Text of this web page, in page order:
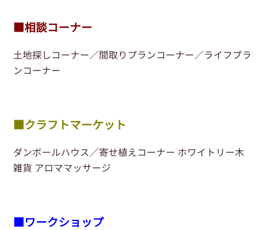
■相談コーナー
土地探しコーナー／間取りプランコーナー／ライフプラ
ンコーナー
■クラフトマーケット
ダンボールハウス／寄せ植えコーナー ホワイトリー木
雑貨 アロママッサージ
■ワークショップ